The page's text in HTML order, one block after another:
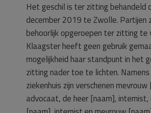
Het geschil is ter zitting behandeld
december 2019 te Zwolle. Partijen
behoorlijk opgeroepen ter zitting te
Klaagster heeft geen gebruik
mogelijkheid haar standpunt in het
zitting nader toe te lichten.
ziekenhuis zijn verschenen
advocaat, de heer [naam], internist,